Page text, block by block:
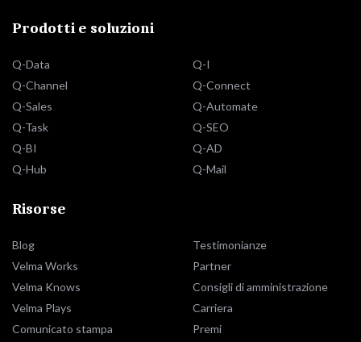
Prodotti e soluzioni
Q-Data
Q-Channel
Q-Sales
Q-Task
Q-BI
Q-Hub
Q-I
Q-Connect
Q-Automate
Q-SEO
Q-AD
Q-Mail
Risorse
Blog
Velma Works
Velma Knows
Velma Plays
Comunicato stampa
Testimonianze
Partner
Consigli di amministrazione
Carriera
Premi